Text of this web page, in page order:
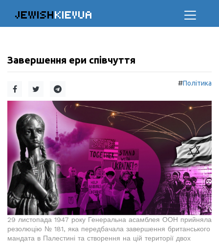
JEWISHKIEVUA
Завершення ери співчуття
#Політика
29 листопада 1947 року Генеральна асамблея ООН прийняла
резолюцію № 181, яка передбачала завершення британського
мандата в Палестині та створення на цій території двох